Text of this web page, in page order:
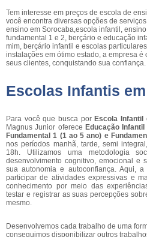
Tem interesse em preços de escola de
você encontra diversas opções de
ensino em Sorocaba,escola infantil,
fundamental 1 e 2, berçário e educação
mim, berçário infantil e escolas
instalações em ótimo estado, a empresa
seus clientes, conquistando sua confiança.
Escolas Infantis
Para você que busca por Escola Infantil
Magnus Junior oferece Educação
Fundamental 1 (1 ao 5 ano) e
nos períodos manhã, tarde, semi
18h. Utilizamos uma metodologia
desenvolvimento cognitivo, emocional e
sua autonomia e autoconfiança. Aqui,
participar de atividades expressivas e
conhecimento por meio das
testar e registrar as suas percepções
mesmo.
Desenvolvemos cada trabalho de uma
conseguimos disponibilizar outros